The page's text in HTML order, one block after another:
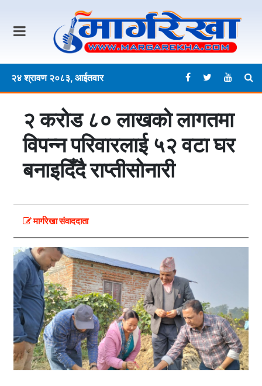
२४ श्रावण २०८३, आईतवार
२ करोड ८० लाखको लागतमा
विपन्न परिवारलाई ५२ वटा घर
बनाइदिँदै राप्तीसोनारी
मार्गरेखा संवाददाता